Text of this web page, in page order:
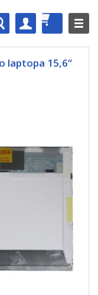
laptopa 15,6“